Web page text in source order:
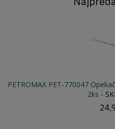
PETROMAX PET-770047
2ks -